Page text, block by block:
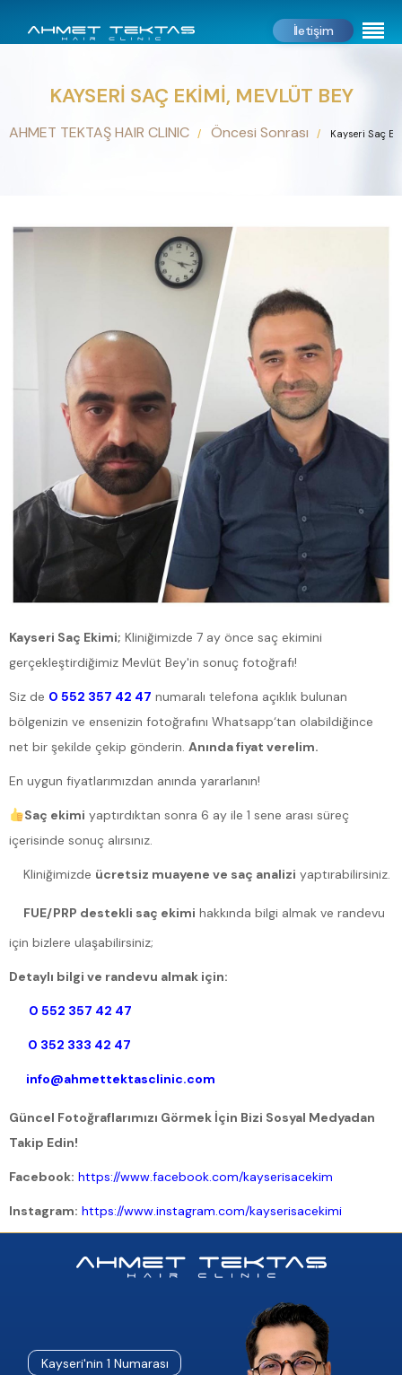
İletişim
KAYSERI SAÇ EKIMI, MEVLÜT BEY
AHMET TEKTAŞ HAIR CLINIC Öncesi Sonrası Kayseri Saç
Kayseri Saç Ekimi; Kliniğimizde 7 ay önce saç ekimini
gerçekleştirdiğimiz Mevlüt Bey'in sonuç fotoğrafı!
Siz de 0 552 357 42 47 numaralı telefona açıklık bulunan
bölgenizin ve ensenizin fotoğrafını Whatsapp‘tan olabildiğince
net bir şekilde çekip gönderin. Anında fiyat verelim.
En uygun fiyatlarımızdan anında yararlanın!
Saç ekimi yaptırdıktan sonra 6 ay ile 1 sene arası süreç
içerisinde sonuç alırsınız.
Kliniğimizde ücretsiz muayene ve saç analizi yaptırabilirsiniz.
FUE/PRP destekli saç ekimi hakkında bilgi almak ve randevu
için bizlere ulaşabilirsiniz;
Detaylı bilgi ve randevu almak için:
0 552 357 42 47
0 352 333 42 47
info@ahmettektasclinic.com
Güncel Fotoğraflarımızı Görmek İçin Bizi Sosyal Medyadan
Takip Edin!
Facebook: https://www.facebook.com/kayserisacekim
Instagram: https://www.instagram.com/kayserisacekimi
Kayseri'nin 1 Numarası